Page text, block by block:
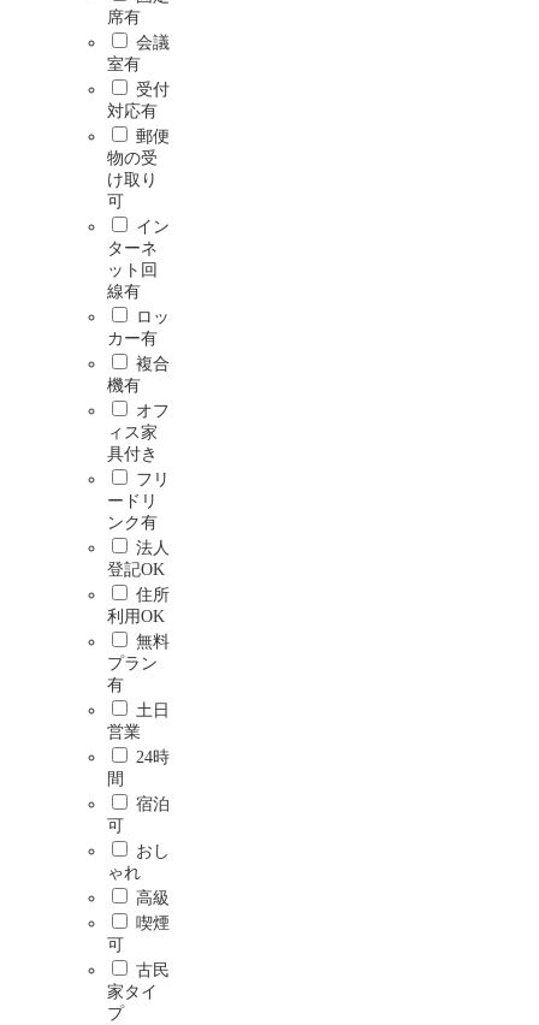
席有
会議
室有
受付
対応有
郵便
物の受
け取り
可
イン
ターネ
ット回
線有
ロッ
カー有
複合
機有
オフ
ィス家
具付き
フリ
ードリ
ンク有
法人
登記OK
住所
利用OK
無料
プラン
有
土日
営業
24時
間
宿泊
可
おし
ゃれ
高級
喫煙
可
古民
家タイ
プ